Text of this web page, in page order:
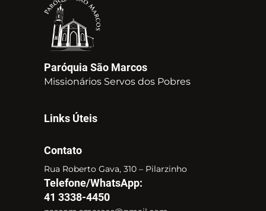
Paróquia São Marcos
Missionários Servos dos Pobres
Links Úteis
Contato
Rua Roberto Gava, 310 – Pilarzinho
Telefone/WhatsApp:
41 3338-4450